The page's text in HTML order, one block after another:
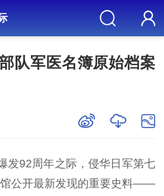
队军医名簿原始档案
发92周年之际，侵华日军第七
公开最新发现的重要史料——